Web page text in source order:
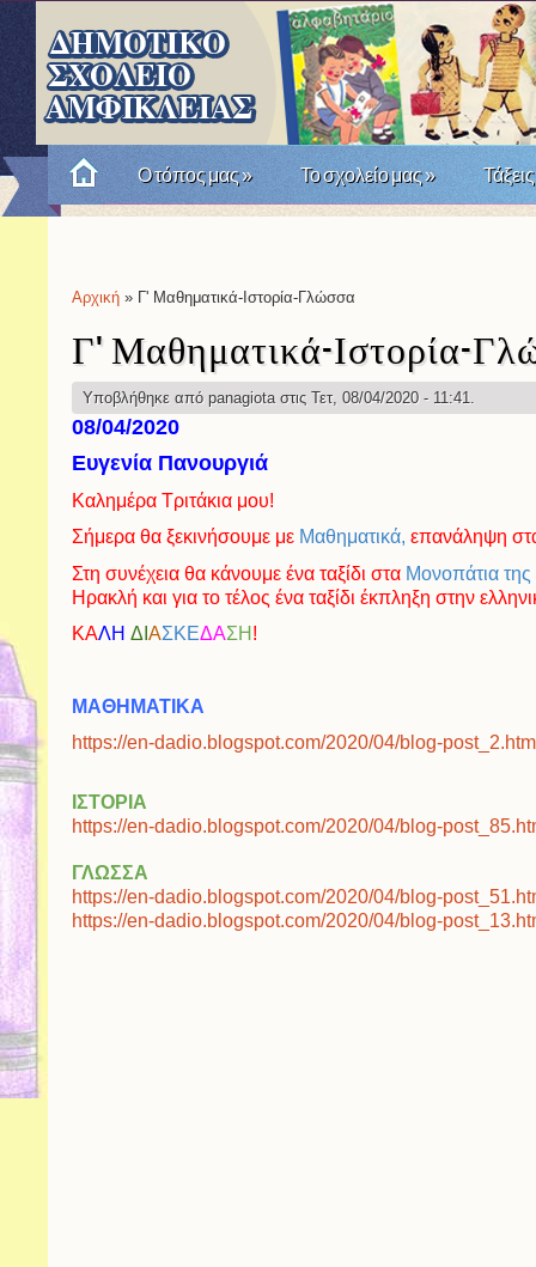
Ο τόπος μας» Το σχολείο μας» Τάξεις
Είστε εδώ
Αρχική » Γ' Μαθηματικά-Ιστορία-Γλώσσα
Γ' Μαθηματικά-Ιστορία-
Υποβλήθηκε από panagiotaστις Τετ, 08/04/2020 - 11:41.
08/04/2020
Ευγενία Πανουργιά
Καλημέρα Τριτάκια μου!
Σήμερα θα ξεκινήσουμε με Μαθηματικά, επανάληψη
Στη συνέχεια θα κάνουμε ένα ταξίδι στα Μονοπάτια
Ηρακλή και για το τέλος ένα ταξίδι έκπληξη στην
ΚΑΛΗ ΔΙ ΑΣΚΕΔΑΣΗ !
ΜΑΘΗΜΑΤΙΚΑ
https://en-dadio.blogspot.com/2020/04/blog-
ΙΣΤΟΡΙΑ
https://en-dadio.blogspot.com/2020/04/blog-
ΓΛΩΣΣΑ
https://en-dadio.blogspot.com/2020/04/blog-
https://en-dadio.blogspot.com/2020/04/blog-